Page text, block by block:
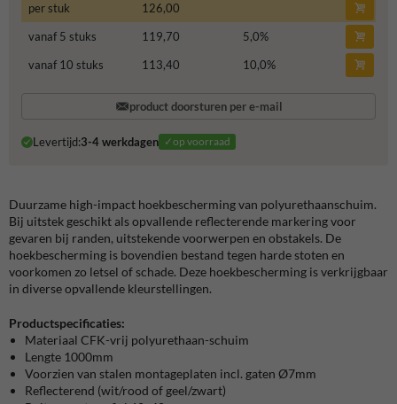
per stuk
126,00
vanaf 5 stuks
119,70 5,0%
vanaf 10 stuks
113,40 10,0%
product doorsturen per e-mail
Levertijd:3-4 werkdagen ✓op voorraad
Duurzame high-impact hoekbescherming van polyurethaanschuim.
Bij uitstek geschikt als opvallende reflecterende markering voor
gevaren bij randen, uitstekende voorwerpen en obstakels. De
hoekbescherming is bovendien bestand tegen harde stoten en
voorkomen zo letsel of schade. Deze hoekbescherming is verkrijgbaar
in diverse opvallende kleurstellingen.
Productspecificaties:
Materiaal CFK-vrij polyurethaan-schuim
Lengte 1000mm
Voorzien van stalen montageplaten incl. gaten Ø7mm
Reflecterend (wit/rood of geel/zwart)